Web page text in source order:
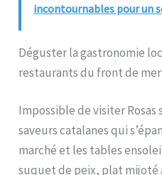
incontournables pour un
Déguster la gastronomie
restaurants du front de mer
Impossible de visiter Rosas
saveurs catalanes qui
marché et les tables
suquet de peix, plat mijoté